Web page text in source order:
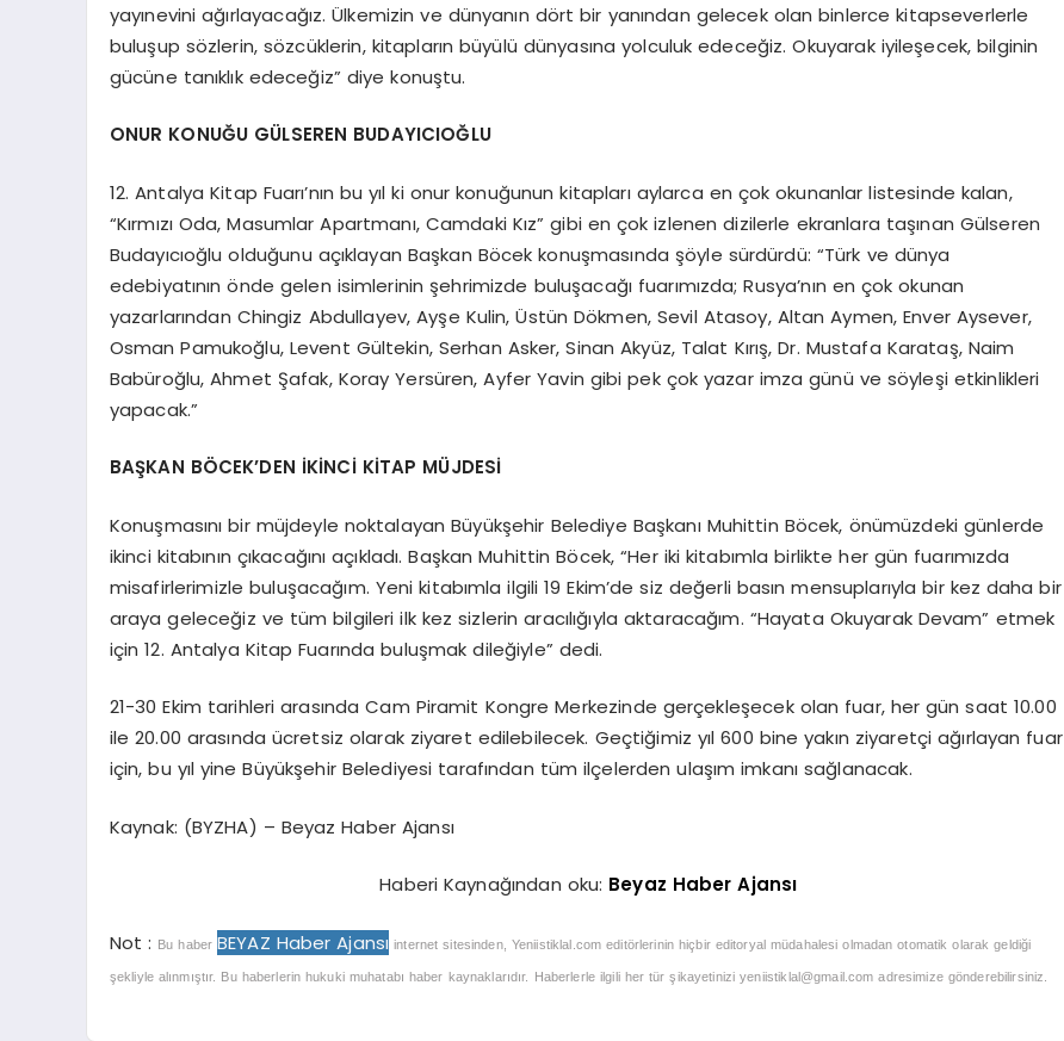
yayınevini ağırlayacağız. Ülkemizin ve dünyanın dört bir yanından gelecek olan binlerce kitapseverlerle
buluşup sözlerin, sözcüklerin, kitapların büyülü dünyasına yolculuk edeceğiz. Okuyarak iyileşecek, bilginin
gücüne tanıklık edeceğiz” diye konuştu.
ONUR KONUĞU GÜLSEREN BUDAYICIOĞLU
12. Antalya Kitap Fuarı’nın bu yıl ki onur konuğunun kitapları aylarca en çok okunanlar listesinde kalan,
“Kırmızı Oda, Masumlar Apartmanı, Camdaki Kız” gibi en çok izlenen dizilerle ekranlara taşınan Gülseren
Budayıcıoğlu olduğunu açıklayan Başkan Böcek konuşmasında şöyle sürdürdü: “Türk ve dünya
edebiyatının önde gelen isimlerinin şehrimizde buluşacağı fuarımızda; Rusya’nın en çok okunan
yazarlarından Chingiz Abdullayev, Ayşe Kulin, Üstün Dökmen, Sevil Atasoy, Altan Aymen, Enver Aysever,
Osman Pamukoğlu, Levent Gültekin, Serhan Asker, Sinan Akyüz, Talat Kırış, Dr. Mustafa Karataş, Naim
Babüroğlu, Ahmet Şafak, Koray Yersüren, Ayfer Yavin gibi pek çok yazar imza günü ve söyleşi etkinlikleri
yapacak.”
BAŞKAN BÖCEK’DEN İKİNCİ KİTAP MÜJDESİ
Konuşmasını bir müjdeyle noktalayan Büyükşehir Belediye Başkanı Muhittin Böcek, önümüzdeki günlerde
ikinci kitabının çıkacağını açıkladı. Başkan Muhittin Böcek, “Her iki kitabımla birlikte her gün fuarımızda
misafirlerimizle buluşacağım. Yeni kitabımla ilgili 19 Ekim’de siz değerli basın mensuplarıyla bir kez daha bir
araya geleceğiz ve tüm bilgileri ilk kez sizlerin aracılığıyla aktaracağım. “Hayata Okuyarak Devam” etmek
için 12. Antalya Kitap Fuarında buluşmak dileğiyle” dedi.
21-30 Ekim tarihleri arasında Cam Piramit Kongre Merkezinde gerçekleşecek olan fuar, her gün saat 10.00
ile 20.00 arasında ücretsiz olarak ziyaret edilebilecek. Geçtiğimiz yıl 600 bine yakın ziyaretçi ağırlayan fuar
için, bu yıl yine Büyükşehir Belediyesi tarafından tüm ilçelerden ulaşım imkanı sağlanacak.
Kaynak: (BYZHA) – Beyaz Haber Ajansı
Haberi Kaynağından oku: Beyaz Haber Ajansı
Not : Bu haber BEYAZ Haber Ajansı internet sitesinden, Yeniistiklal.com editörlerinin hiçbir editoryal müdahalesi olmadan otomatik olarak geldiği
şekliyle alınmıştır. Bu haberlerin hukuki muhatabı haber kaynaklarıdır. Haberlerle ilgili her tür şikayetiniziyeniistiklal@gmail.com adresimize gönderebilirsiniz.